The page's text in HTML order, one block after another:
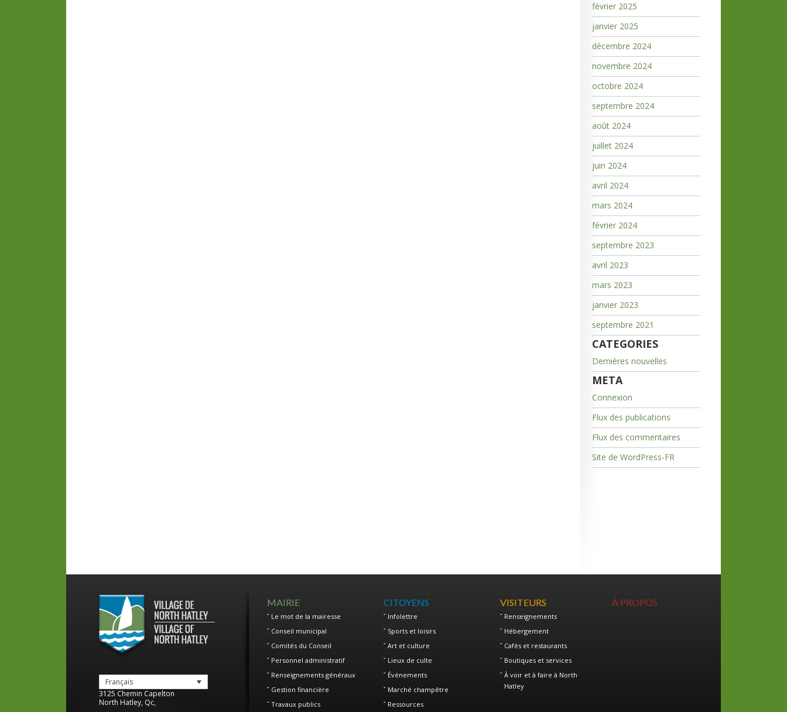
février 2025
janvier 2025
décembre 2024
novembre 2024
octobre 2024
septembre 2024
août 2024
juillet 2024
juin 2024
avril 2024
mars 2024
février 2024
septembre 2023
avril 2023
mars 2023
janvier 2023
septembre 2021
CATEGORIES
Dernières nouvelles
META
Connexion
Flux des publications
Flux des commentaires
Site de WordPress-FR
Français
3125 Chemin Capelton
North Hatley, Qc,
MAIRIE
Le mot de la mairesse
Conseil municipal
Comités du Conseil
Personnel administratif
Renseignements généraux
Gestion financière
Travaux publics
CITOYENS
Infolettre
Sports et loisirs
Art et culture
Lieux de culte
Événements
Marché champêtre
Ressources
VISITEURS
Renseignements
Hébergement
Cafés et restaurants
Boutiques et services
À voir et à faire à North
Hatley
À PROPOS